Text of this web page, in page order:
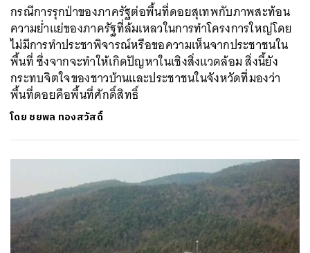
กรณีการรุกป่าของภาครัฐต่อพื้นที่ดอยสุเทพกับภาพสะท้อน
ความย่ำแย่ของภาครัฐที่ล้มเหลวในการทำโครงการใหญ่โดย
ไม่มีการทำประชาพิจารณ์หรือขอความเห็นจากประชาชนใน
พื้นที่ ซึ่งจากจะทำให้เกิดปัญหาในเชิงสิ่งแวดล้อม สิ่งนี้ยัง
กระทบจิตใจของชาวบ้านและประชาชนในจังหวัดที่มองว่า
พื้นที่ดอยคือพื้นที่ศักดิ์สิทธิ์
โดย ชยพล ทองสวัสดิ์